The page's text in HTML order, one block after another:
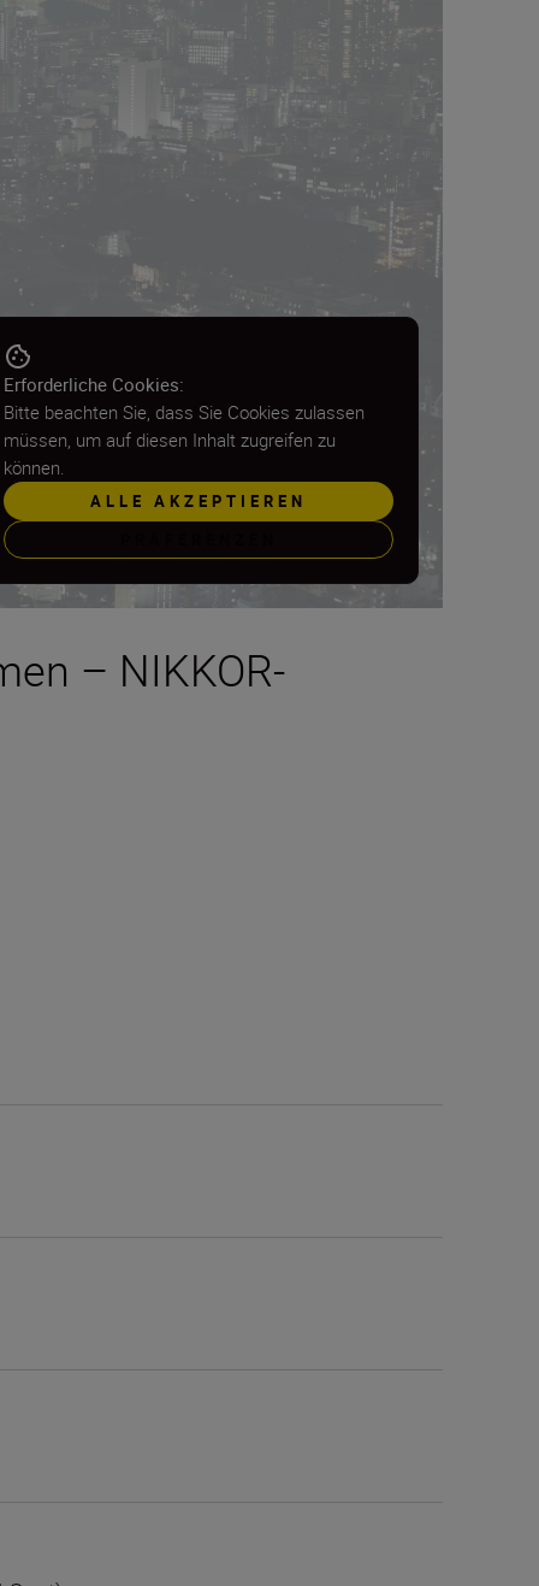
– NIKKOR-
Erforderliche Cookies:
Bitte beachten Sie, dass Sie Cookies zulassen
müssen, um auf diesen Inhalt zugreifen zu
können.
ALLE AKZEPTIEREN